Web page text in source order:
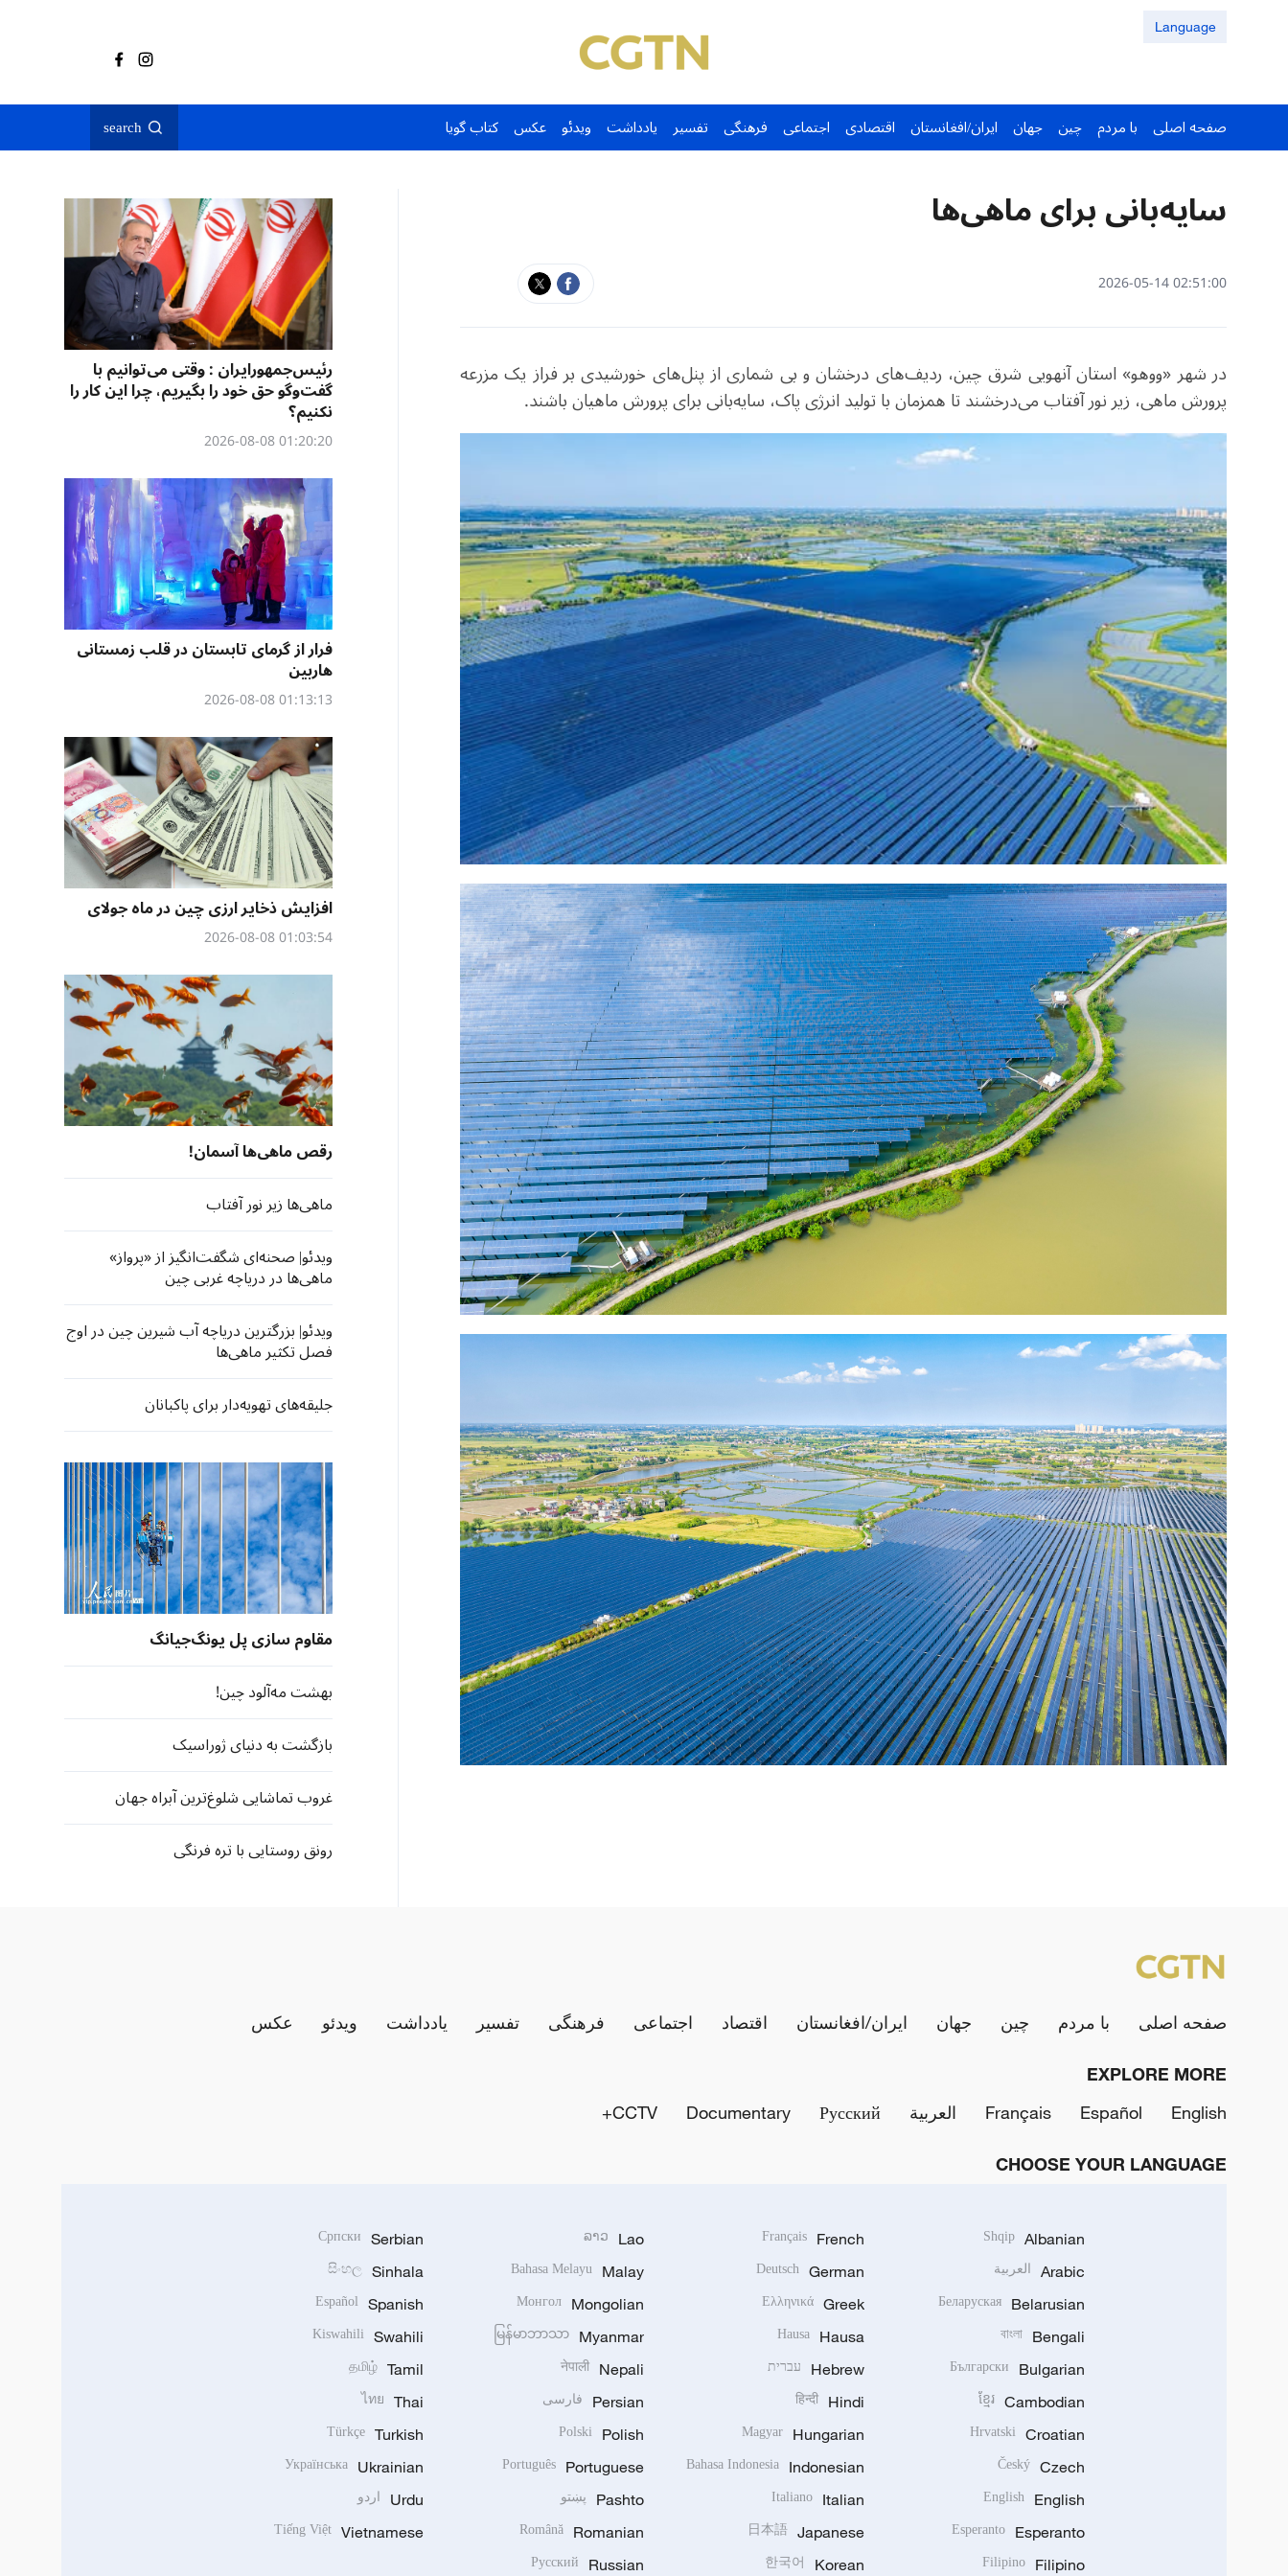
Language
صفحه اصلی با مردم چین جهان ایران/افغانستان اقتصادی اجتماعی فرهنگی تفسیر یادداشت ویدئو عکس کتاب گویا search
سایه‌بانی برای ماهی‌ها
02:51:00 2026-05-14
در شهر «ووهو» استان آنهویی شرق چین، ردیف‌های درخشان و بی شماری از پنل‌های خورشیدی بر فراز یک مزرعه
پرورش ماهی، زیر نور آفتاب می‌درخشند تا همزمان با تولید انرژی پاک، سایه‌بانی برای پرورش ماهیان باشند.
رئیس‌جمهورایران : وقتی می‌توانیم با
گفت‌وگو حق خود را بگیریم، چرا این کار را
نکنیم؟
01:20:20 2026-08-08
فرار از گرمای تابستان در قلب زمستانی
هاربین
01:13:13 2026-08-08
افزایش ذخایر ارزی چین در ماه جولای
01:03:54 2026-08-08
رقص ماهی‌ها آسمان!
ماهی‌ها زیر نور آفتاب
ویدئو| صحنه‌ای شگفت‌انگیز از «پرواز»
ماهی‌ها در دریاچه غربی چین
ویدئو| بزرگترین دریاچه آب شیرین چین در اوج
فصل تکثیر ماهی‌ها
جلیقه‌های تهویه‌دار برای پاکبانان
مقاوم سازی پل یونگ‌جیانگ
بهشت مه‌آلود چین!
بازگشت به دنیای ژوراسیک
غروب تماشایی شلوغ‌ترین آبراه جهان
رونق روستایی با تره فرنگی
صفحه اصلی با مردم چین جهان ایران/افغانستان اقتصاد اجتماعی فرهنگی تفسیر یادداشت ویدئو عکس
EXPLORE MORE
English
Español
Français العربية Русский
Documentary
CCTV+
CHOOSE YOUR LANGUAGE
Albanian
Shqip
Arabic العربية
Belarusian
Беларуская
Bengali
বাংলা
Bulgarian
Български
Cambodian
ខ្មែរ
Croatian
Hrvatski
Czech
Český
English
English
Esperanto
Esperanto
Filipino
Filipino
French
Français
German
Deutsch
Greek
Ελληνικά
Hausa
Hausa
Hebrew עברית
Hindi
हिन्दी
Hungarian
Magyar
Indonesian
Bahasa Indonesia
Italian
Italiano
Japanese
日本語
Korean
한국어
Lao
ລາວ
Malay
Bahasa Melayu
Mongolian
Монгол
Myanmar
မြန်မာဘာသာ
Nepali
नेपाली
Persian فارسی
Polish
Polski
Portuguese
Português
Pashto پښتو
Romanian
Română
Russian
Русский
Serbian
Српски
Sinhala
සිංහල
Spanish
Español
Swahili
Kiswahili
Tamil
தமிழ்
Thai
ไทย
Turkish
Türkçe
Ukrainian
Українська
Urdu اردو
Vietnamese
Tiếng Việt